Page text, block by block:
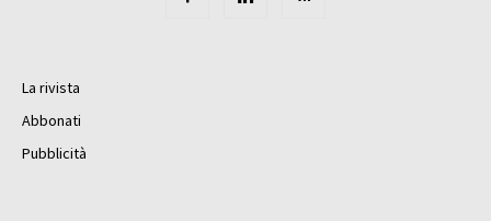
La rivista
Abbonati
Pubblicità